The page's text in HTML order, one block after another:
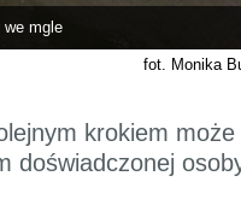
mgle
fot. Monika
krokiem
doświadczonej